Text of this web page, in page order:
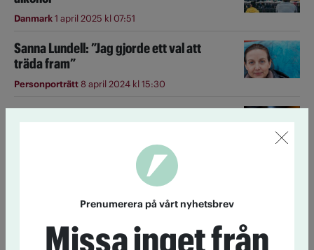
Danmark1 april 2025 kl 07:51
Sanna Lundell: ”Jag gjorde ett val att
träda fram”
Personporträtt8 april 2024 kl 15:30
Länderna som dricker mest i Europa –
"Det är ett ställningstagande"
Ingegerd Andersson, medlem sedan 85
Prenumerera på vårt nyhetsbrev
Missa inget från